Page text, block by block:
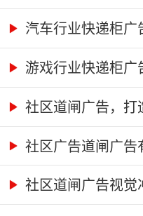
汽车行业快递柜
游戏行业快递柜
社区道闸广告，
活...社区广告道闸广告
社区道闸广告视觉